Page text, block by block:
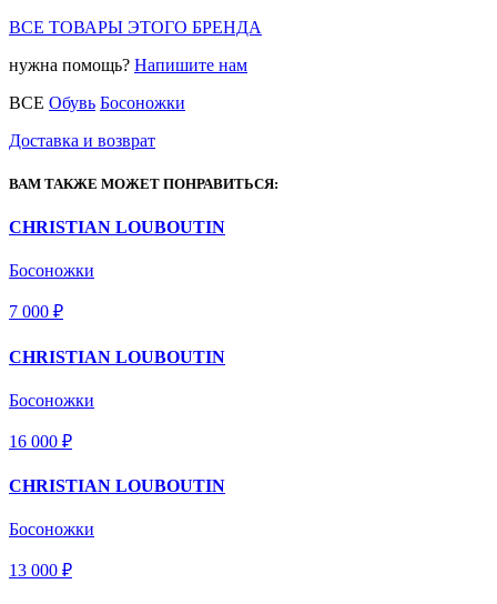
ВСЕ ТОВАРЫ ЭТОГО БРЕНДА
нужна помощь? Напишите нам
ВСЕ Обувь Босоножки
Доставка и возврат
ВАМ ТАКЖЕ МОЖЕТ ПОНРАВИТЬСЯ:
CHRISTIAN LOUBOUTIN
Босоножки
7 000 ₽
CHRISTIAN LOUBOUTIN
Босоножки
16 000 ₽
CHRISTIAN LOUBOUTIN
Босоножки
13 000 ₽